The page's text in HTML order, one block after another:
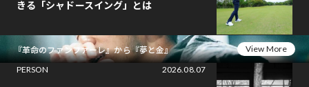
きる「シャドースイング」とは
『革命のファンファーレ』から『夢と金』
View More
PERSON
2026.08.07